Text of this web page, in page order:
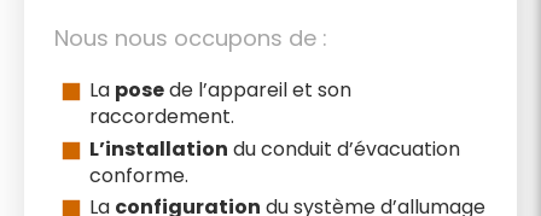
Nous nous occupons de :
La posede l’appareil et son
raccordement.
L’installation du conduit d’évacuation
conforme.
La configuration du système d’allumage